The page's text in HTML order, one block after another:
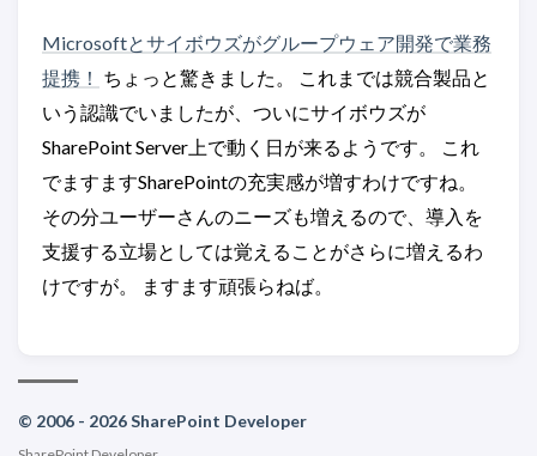
Microsoftとサイボウズがグループウェア開発で業務
提携！ ちょっと驚きました。 これまでは競合製品と
いう認識でいましたが、ついにサイボウズが
SharePoint Server上で動く日が来るようです。 これ
でますますSharePointの充実感が増すわけですね。
その分ユーザーさんのニーズも増えるので、導入を
支援する立場としては覚えることがさらに増えるわ
けですが。 ますます頑張らねば。​
© 2006 - 2026 SharePoint Developer